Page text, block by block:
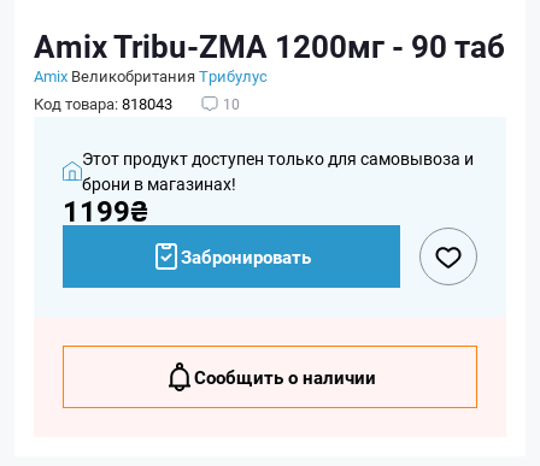
Amix Tribu-ZMA 1200мг - 90 таб
Amix ВеликобританияТрибулус
Код товара:818043 10
Этот продукт доступен только для самовывоза и
брони в магазинах!
1199₴
Забронировать
Сообщить о наличии